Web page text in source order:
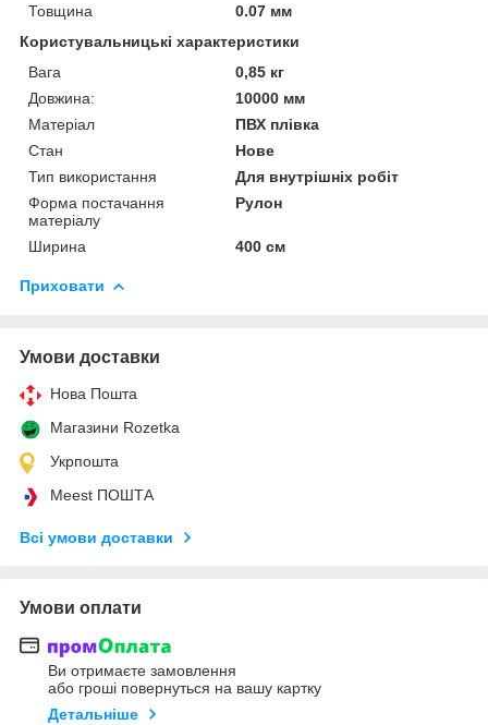
Товщина
0.07 мм
Користувальницькі характеристики
Вага
0,85 кг
Довжина:
10000 мм
Матеріал
ПВХ плівка
Стан
Нове
Тип використання
Для внутрішніх робіт
Форма постачання
матеріалу
Рулон
Ширина 400 см
Приховати
Умови доставки
Нова Пошта
Магазини Rozetka
Укрпошта
Meest ПОШТА
Всі умови доставки
Умови оплати
Ви отримаєте замовлення
або гроші повернуться на вашу картку
Детальніше